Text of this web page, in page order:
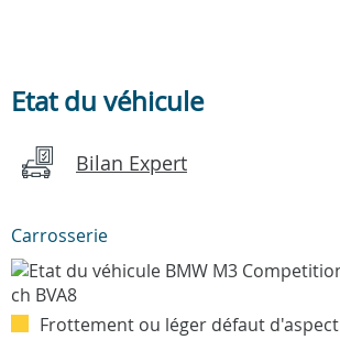
Etat du véhicule
Bilan Expert
Carrosserie
Frottement ou léger défaut d'aspect